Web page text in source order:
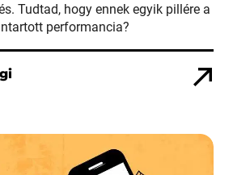
Tudtad, hogy ennek egyik pillére a
performancia?